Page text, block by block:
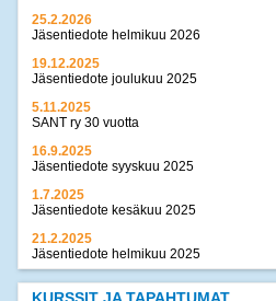
25.2.2026
Jäsentiedote helmikuu 2026
19.12.2025
Jäsentiedote joulukuu 2025
5.11.2025
SANT ry 30 vuotta
16.9.2025
Jäsentiedote syyskuu 2025
1.7.2025
Jäsentiedote kesäkuu 2025
21.2.2025
Jäsentiedote helmikuu 2025
17.12.2024
Jäsentiedote joulukuu 2024